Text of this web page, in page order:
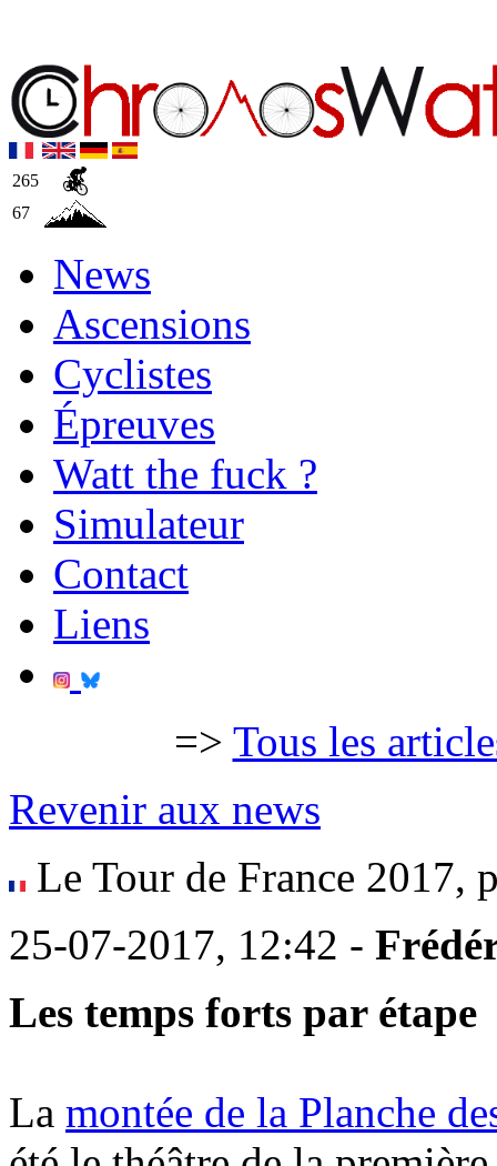
265
67
News
Ascensions
Cyclistes
Épreuves
Watt the fuck ?
Simulateur
Contact
Liens
=> Tous les
Revenir aux news
Le Tour de France 2017,
25-07-2017, 12:42 -
Les temps forts par étape
La montée de la Planche